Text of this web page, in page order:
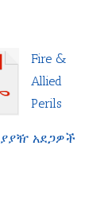
Fire &
Allied
Perils
አደጋዎች